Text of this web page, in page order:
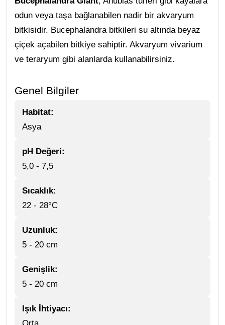
odun veya taşa bağlanabilen nadir bir akvaryum
bitkisidir. Bucephalandra bitkileri su altında beyaz
çiçek açabilen bitkiye sahiptir. Akvaryum vivarium
ve teraryum gibi alanlarda kullanabilirsiniz.
Genel Bilgiler
Habitat:
Asya
pH Değeri:
5,0 - 7,5
Sıcaklık:
22 - 28°C
Uzunluk:
5 - 20 cm
Genişlik:
5 - 20 cm
Işık İhtiyacı: